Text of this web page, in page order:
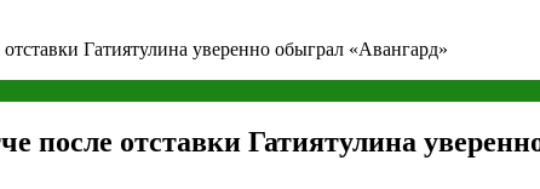
Гатиятулина уверенно обыграл «Авангард»
после отставки Гатиятулина